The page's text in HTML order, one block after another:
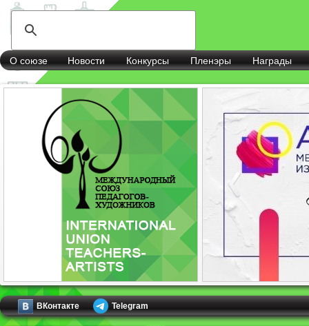
О союзе Новости Конкурсы Пленэры Награды
ВКонтакте Telegram